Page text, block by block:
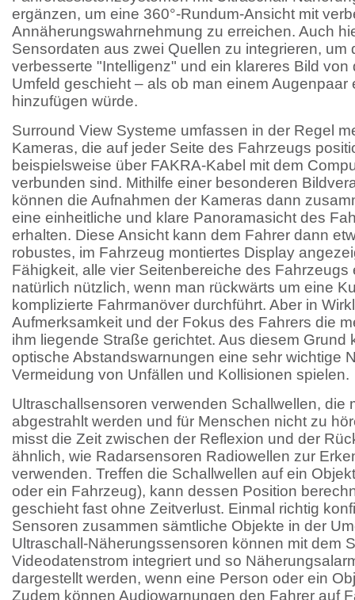
ergänzen, um eine 360°-Rundum-Ansicht mit
Annäherungswahrnehmung zu erreichen. Auch
Sensordaten aus zwei Quellen zu integrieren, um
verbesserte "Intelligenz" und ein klareres Bild
Umfeld geschieht – als ob man einem Augenpaar
hinzufügen würde.
Surround View Systeme umfassen in der Regel
Kameras, die auf jeder Seite des Fahrzeugs
beispielsweise über FAKRA-Kabel mit dem
verbunden sind. Mithilfe einer besonderen
können die Aufnahmen der Kameras dann
eine einheitliche und klare Panoramasicht des
erhalten. Diese Ansicht kann dem Fahrer dann
robustes, im Fahrzeug montiertes Display
Fähigkeit, alle vier Seitenbereiche des
natürlich nützlich, wenn man rückwärts um eine
komplizierte Fahrmanöver durchführt. Aber in
Aufmerksamkeit und der Fokus des Fahrers die
ihm liegende Straße gerichtet. Aus diesem Grund
optische Abstandswarnungen eine sehr wichtige
Vermeidung von Unfällen und Kollisionen spielen.
Ultraschallsensoren verwenden Schallwellen, die
abgestrahlt werden und für Menschen nicht zu
misst die Zeit zwischen der Reflexion und der
ähnlich, wie Radarsensoren Radiowellen zur
verwenden. Treffen die Schallwellen auf ein
oder ein Fahrzeug), kann dessen Position
geschieht fast ohne Zeitverlust. Einmal richtig
Sensoren zusammen sämtliche Objekte in der
Ultraschall-Näherungssensoren können mit dem
Videodatenstrom integriert und so
dargestellt werden, wenn eine Person oder ein
Zudem können Audiowarnungen den Fahrer auf